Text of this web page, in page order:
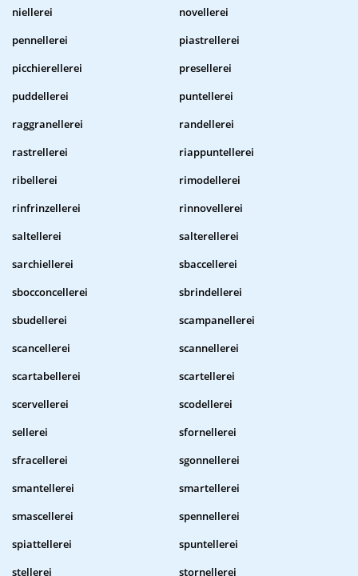
niellerei
novellerei
pennellerei
piastrellerei
picchierellerei
presellerei
puddellerei
puntellerei
raggranellerei
randellerei
rastrellerei
riappuntellerei
ribellerei
rimodellerei
rinfrinzellerei
rinnovellerei
saltellerei
salterellerei
sarchiellerei
sbaccellerei
sbocconcellerei
sbrindellerei
sbudellerei
scampanellerei
scancellerei
scannellerei
scartabellerei
scartellerei
scervellerei
scodellerei
sellerei
sfornellerei
sfracellerei
sgonnellerei
smantellerei
smartellerei
smascellerei
spennellerei
spiattellerei
spuntellerei
stellerei
stornellerei